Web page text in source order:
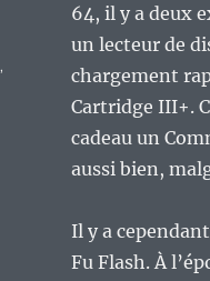
64, il y a deux
un lecteur de
chargement
Cartridge III+.
cadeau un
aussi bien,
Il y a
Fu Flash. À
,